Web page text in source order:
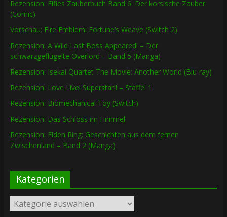
Rezension: Elfies Zauberbuch Band 6: Der korsische Zauber
(Comic)
Vorschau: Fire Emblem: Fortune’s Weave (Switch 2)
Rezension: A Wild Last Boss Appeared! – Der
schwarzgeflügelte Overlord – Band 5 (Manga)
Rezension: Isekai Quartet The Movie: Another World (Blu-ray)
Rezension: Love Live! Superstar!! – Staffel 1
Rezension: Biomechanical Toy (Switch)
Rezension: Das Schloss im Himmel
Rezension: Elden Ring: Geschichten aus dem fernen
Zwischenland – Band 2 (Manga)
Kategorien
Kategorien